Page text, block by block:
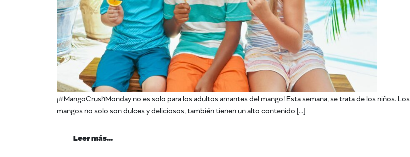
¡#MangoCrushMonday no es solo para los adultos amantes del mango! Esta semana, se trata de los niños. Los
mangos no solo son dulces y deliciosos, también tienen un alto contenido […]
Leer más…